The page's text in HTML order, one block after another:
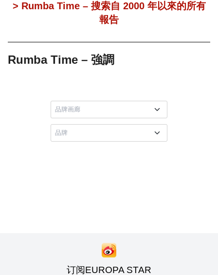
> Rumba Time – 搜索自 2000 年以來的所有
報告
Rumba Time – 強調
订阅EUROPA STAR